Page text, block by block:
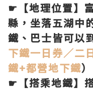
☛【地理位置】
縣，坐落五湖中
鐵、巴士皆可以
下鐵一日券／二
鐵+都營地下鐵）
☛【搭乘地鐵】